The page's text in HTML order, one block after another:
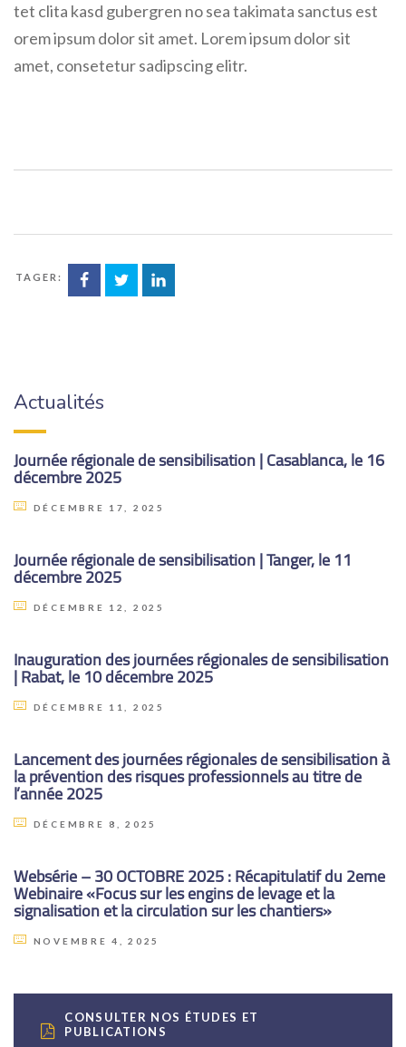
tet clita kasd gubergren no sea takimata sanctus est
orem ipsum dolor sit amet. Lorem ipsum dolor sit
amet, consetetur sadipscing elitr.
Actualités
Journée régionale de sensibilisation | Casablanca, le 16
décembre 2025
DÉCEMBRE 17, 2025
Journée régionale de sensibilisation | Tanger, le 11
décembre 2025
DÉCEMBRE 12, 2025
Inauguration des journées régionales de sensibilisation
| Rabat, le 10 décembre 2025
DÉCEMBRE 11, 2025
Lancement des journées régionales de sensibilisation à
la prévention des risques professionnels au titre de
l’année 2025
DÉCEMBRE 8, 2025
Websérie – 30 OCTOBRE 2025 : Récapitulatif du 2eme
Webinaire «Focus sur les engins de levage et la
signalisation et la circulation sur les chantiers»
NOVEMBRE 4, 2025
CONSULTER NOS ÉTUDES ET
PUBLICATIONS